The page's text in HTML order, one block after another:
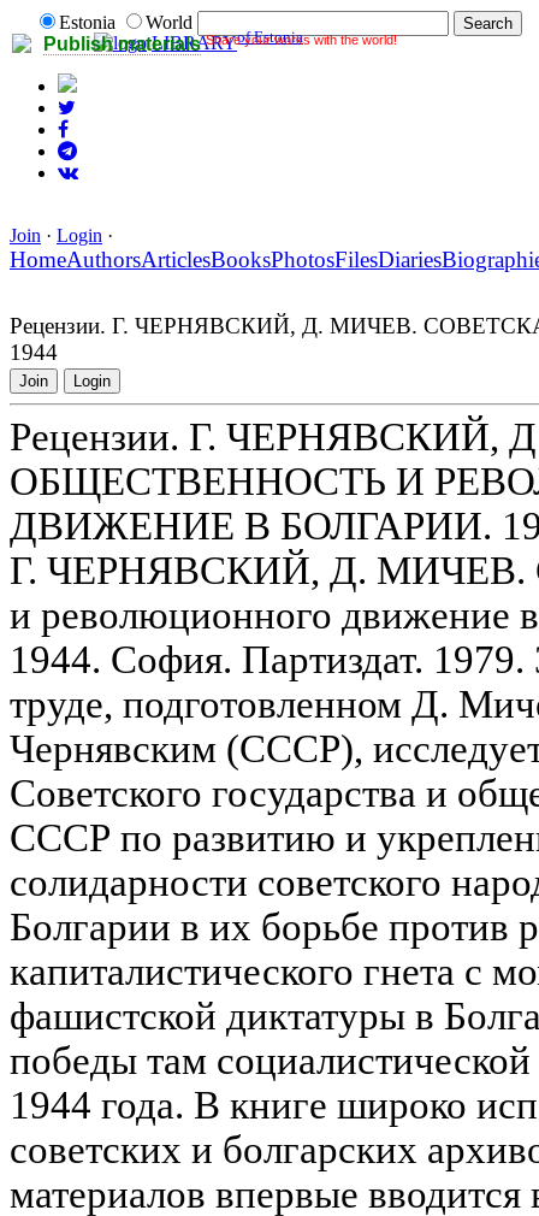
Publish materials Share your works with the world!
Estonia
World
LIBRARYof Estonia
Join · Login ·
HomeAuthorsArticlesBooksPhotosFilesDiaries
Рецензии. Г. ЧЕРНЯВСКИЙ, Д. МИЧЕВ.
1944
Join Login
Рецензии. Г.
ОБЩЕСТВЕННОСТЬ И
ДВИЖЕНИЕ В БОЛГАРИИ.
Г. ЧЕРНЯВСКИЙ, Д. МИЧЕВ.
и революционного движение
1944. София. Партиздат.
труде, подготовленном Д.
Чернявским (СССР),
Советского государства и
СССР по развитию и
солидарности советского
Болгарии в их борьбе против
капиталистического гнета с
фашистской диктатуры в
победы там
1944 года. В книге широко
советских и болгарских
материалов впервые